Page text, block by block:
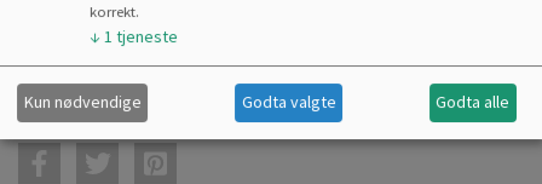
Del
korrekt.
↓ 1 tjeneste
Kun nødvendige Godta valgte Godta alle